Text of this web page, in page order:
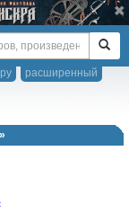
расширенный